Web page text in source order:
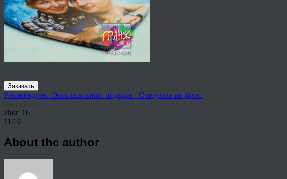
Заказать
Рекомендуем: Эксклюзивный подарок - Статуэтка по фото.
Июн 16
117 0
About the author